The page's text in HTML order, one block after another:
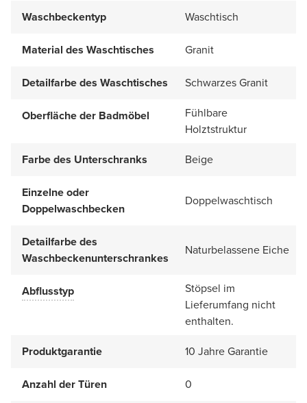
Waschbeckentyp Waschtisch
Material des Waschtisches Granit
Detailfarbe des Waschtisches Schwarzes Granit
Oberfläche der Badmöbel
Fühlbare
Holztstruktur
Farbe des Unterschranks
Beige
Einzelne oder
Doppelwaschbecken
Doppelwaschtisch
Detailfarbe des
Waschbeckenunterschrankes
Naturbelassene Eiche
Abflusstyp
Stöpsel im
Lieferumfang nicht
enthalten.
Produktgarantie
10 Jahre Garantie
Anzahl der Türen 0